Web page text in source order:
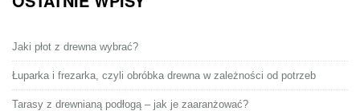
Jaki płot z drewna wybrać?
Łuparka i frezarka, czyli obróbka drewna w zależności od potrzeb
Tarasy z drewnianą podłogą – jak je zaaranżować?